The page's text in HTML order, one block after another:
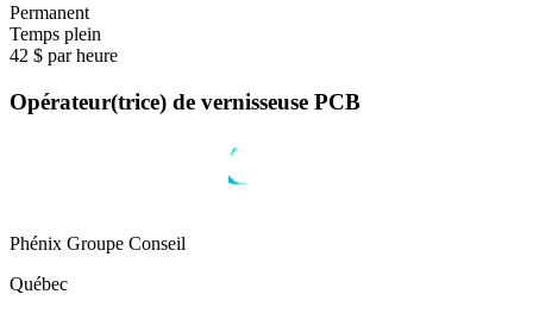
Permanent
Temps plein
42 $ par heure
Opérateur(trice) de vernisseuse PCB
Phénix Groupe Conseil
Québec